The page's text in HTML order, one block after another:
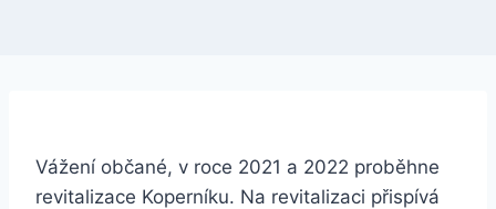
Vážení občané, v roce 2021 a 2022 proběhne
revitalizace Koperníku. Na revitalizaci přispívá